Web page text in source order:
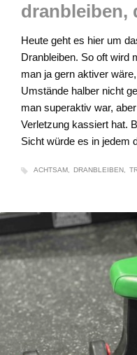
dranbleiben,
Heute geht es hier um
Dranbleiben. So oft wird
man ja gern aktiver
Umstände halber nicht
man superaktiv war,
Verletzung kassiert hat.
Sicht würde es in jedem
ACHTSAM DRANBLEIBEN